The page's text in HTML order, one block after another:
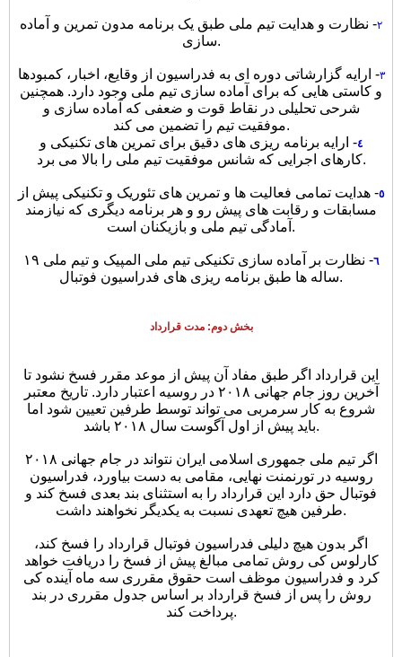
٢- نظارت و هدایت تیم ملی طبق یک برنامه مدون تمرین و آماده
سازی.
٣- ارایه گزارشاتی دوره ای به فدراسیون از وقایع، اخبار، کمبودها
و کاستی هایی که برای آماده سازی تیم ملی وجود دارد. همچنین
شرحی تحلیلی در نقاط قوت و ضعفی که آماده سازی و
موفقیت تیم را تضمین می کند.
٤- ارایه برنامه ریزی های دقیق برای تمرین های تکنیکی و
کارهای اجرایی که شانس موفقیت تیم ملی را بالا می برد.
٥- هدایت تمامی فعالیت ها و تمرین های تئوریک و تکنیکی پیش از
مسابقات و رقابت های پیش رو و هر برنامه دیگری که نیازمند
آمادگی تیم ملی و بازیکنان است.
٦
- نظارت بر آماده سازی تکنیکی تیم ملی المپیک و تیم ملی ١٩
ساله ها طبق برنامه ریزی های فدراسیون فوتبال.
بخش دوم: مدت قرارداد
این قرارداد اگر طبق مفاد آن پیش از موعد مقرر فسخ نشود تا
آخرین روز جام جهانی ٢٠١٨ در روسیه اعتبار دارد. تاریخ معتبر
شروع به کار سرمربی می تواند توسط طرفین تعیین شود اما
باید پیش از اول آگوست سال ٢٠١٨ باشد.
اگر تیم ملی جمهوری اسلامی ایران نتواند در جام جهانی ٢٠١٨
روسیه در تورنمنت نهایی، مقامی به دست بیاورد، فدراسیون
فوتبال حق دارد این قرارداد را به استثنای بند بعدی فسخ کند و
طرفین هیچ تعهدی نسبت به یکدیگر نخواهند داشت.
اگر بدون هیچ دلیلی فدراسیون فوتبال قرارداد را فسخ کند،
کارلوس کی روش تمامی مبالغ پیش از فسخ را دریافت خواهد
کرد و فدراسیون موظف است حقوق مقرری سه ماه آینده کی
روش را پس از فسخ قرارداد بر اساس جدول مقرری در بند
پرداخت کند.